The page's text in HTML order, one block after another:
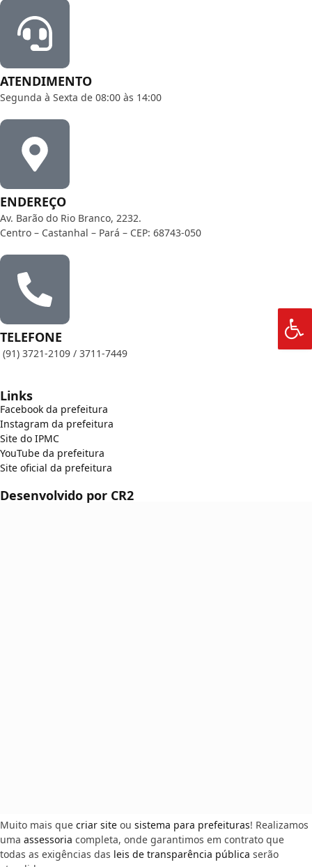
ATENDIMENTO
Segunda à Sexta de 08:00 às 14:00
ENDEREÇO
Av. Barão do Rio Branco, 2232.
Centro – Castanhal – Pará – CEP: 68743-050
TELEFONE
(91) 3721-2109 / 3711-7449
Links
Facebook da prefeitura
Instagram da prefeitura
Site do IPMC
YouTube da prefeitura
Site oficial da prefeitura
Desenvolvido por CR2
Muito mais que criar site ou sistema para prefeituras! Realizamos
uma assessoria completa, onde garantimos em contrato que
todas as exigências das leis de transparência pública serão